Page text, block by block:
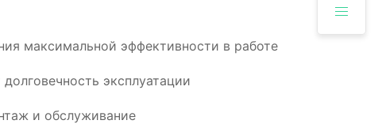
максимальной эффективности в работе
эксплуатации
и обслуживание